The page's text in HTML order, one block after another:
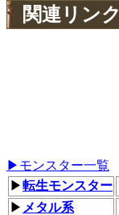
関連リンク
▶モンスター一覧
▶転生モンスター
▶ メタル系